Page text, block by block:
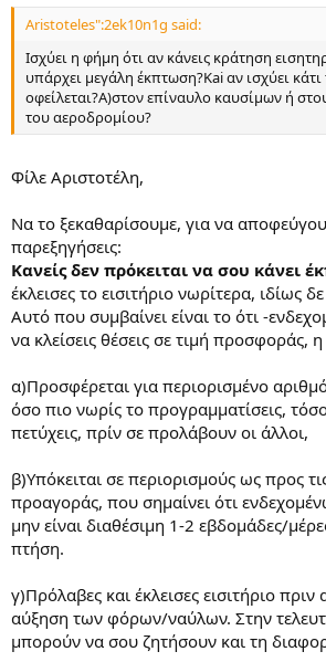
Aristoteles":2ek10n1g said:
Ισχύει η φήμη ότι αν κάνεις κράτηση
υπάρχει μεγάλη έκπτωση?Kai αν ισχύει
οφείλεται?Α)στον επίναυλο καυσίμων ή
του αεροδρομίου?
Φίλε Αριστοτέλη,
Να το ξεκαθαρίσουμε, για να
παρεξηγήσεις:
Κανείς δεν πρόκειται να σου κάνει
έκλεισες το εισιτήριο νωρίτερα, ιδίως
Αυτό που συμβαίνει είναι το ότι -
να κλείσεις θέσεις σε τιμή προσφοράς,
α)Προσφέρεται για περιορισμένο
όσο πιο νωρίς το προγραμματίσεις,
πετύχεις, πρίν σε προλάβουν οι άλλοι,
β)Υπόκειται σε περιορισμούς ως προς
προαγοράς, που σημαίνει ότι
μην είναι διαθέσιμη 1-2 εβδομάδες/
πτήση.
γ)Πρόλαβες και έκλεισες εισιτήριο
αύξηση των φόρων/ναύλων. Στην
μπορούν να σου ζητήσουν και τη